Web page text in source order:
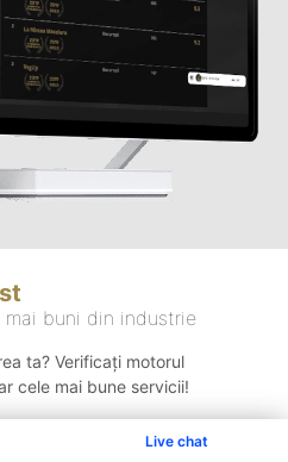
Live chat
mai buni din industrie
ta? Verificați motorul
cele mai bune servicii!